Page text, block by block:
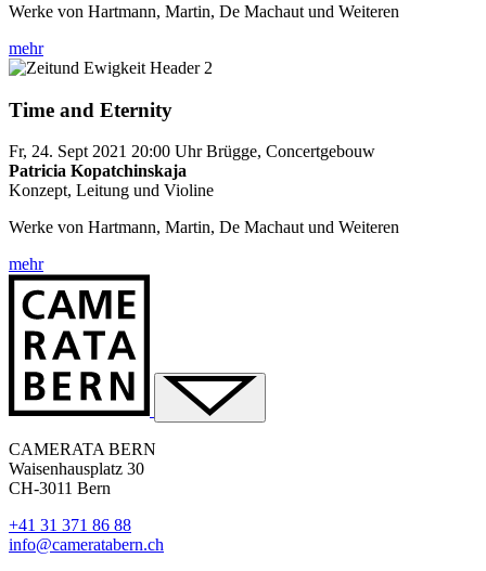
Werke von Hartmann, Martin, De Machaut und Weiteren
mehr
Time and Eternity
Fr, 24. Sept 2021 20:00 UhrBrügge, Concertgebouw
Patricia Kopatchinskaja
Konzept, Leitung und Violine
Werke von Hartmann, Martin, De Machaut und Weiteren
mehr
CAMERATA BERN
Waisenhausplatz 30
CH-3011 Bern
+41 31 371 86 88
info@cameratabern.ch